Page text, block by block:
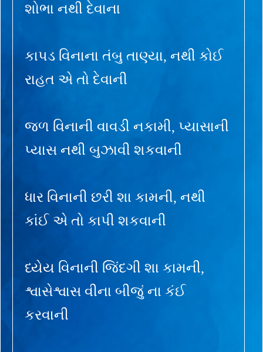
શોભા નથી દેવાના
કાપડ વિનાના તંબુ તાણ્યા, નથી કોઈ
રાહત એ તો દેવાની
જળ વિનાની વાવડી નકામી, પ્યાસાની
પ્યાસ નથી બુઝાવી શકવાની
ધાર વિનાની છરી શા કામની, નથી
કાંઈ એ તો કાપી શકવાની
ધ્યેય વિનાની જિંદગી શા કામની,
શ્વાસેશ્વાસ વીના બીજું ના કંઈ
કરવાની